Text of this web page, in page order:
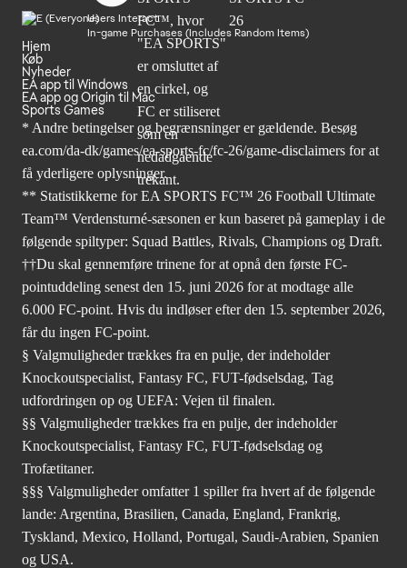
Users Interact
In-game Purchases (Includes Random Items)
Hjem
Køb
Nyheder
EA app til Windows
EA app og Origin til Mac
Sports Games
* Andre betingelser og begrænsninger er gældende. Besøg
ea.com/da-dk/games/ea-sports-fc/fc-26/game-disclaimers for at
få yderligere oplysninger.
** Statistikkerne for EA SPORTS FC™ 26 Football Ultimate
Team™ Verdensturné-sæsonen er kun baseret på gameplay i de
følgende spiltyper: Squad Battles, Rivals, Champions og Draft.
††Du skal gennemføre trinene for at opnå den første FC-
pointuddeling senest den 15. juni 2026 for at modtage alle
6.000 FC-point. Hvis du indløser efter den 15. september 2026,
får du ingen FC-point.
§ Valgmuligheder trækkes fra en pulje, der indeholder
Knockoutspecialist, Fantasy FC, FUT-fødselsdag, Tag
udfordringen op og UEFA: Vejen til finalen.
§§ Valgmuligheder trækkes fra en pulje, der indeholder
Knockoutspecialist, Fantasy FC, FUT-fødselsdag og
Trofætitaner.
§§§ Valgmuligheder omfatter 1 spiller fra hvert af de følgende
lande: Argentina, Brasilien, Canada, England, Frankrig,
Tyskland, Mexico, Holland, Portugal, Saudi-Arabien, Spanien
og USA.